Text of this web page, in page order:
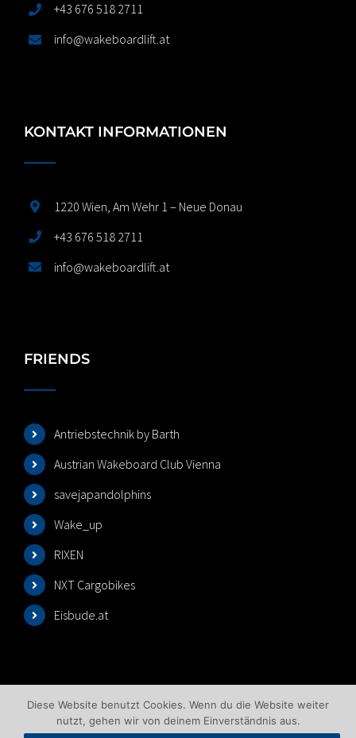
+43 676 518 2711
info@wakeboardlift.at
KONTAKT INFORMATIONEN
1220 Wien, Am Wehr 1 – Neue Donau
+43 676 518 2711
info@wakeboardlift.at
FRIENDS
Antriebstechnik by Barth
Austrian Wakeboard Club Vienna
savejapandolphins
Wake_up
RIXEN
NXT Cargobikes
Eisbude.at
Diese Website benutzt Cookies. Wenn du die Website weiter
nutzt, gehen wir von deinem Einverständnis aus.